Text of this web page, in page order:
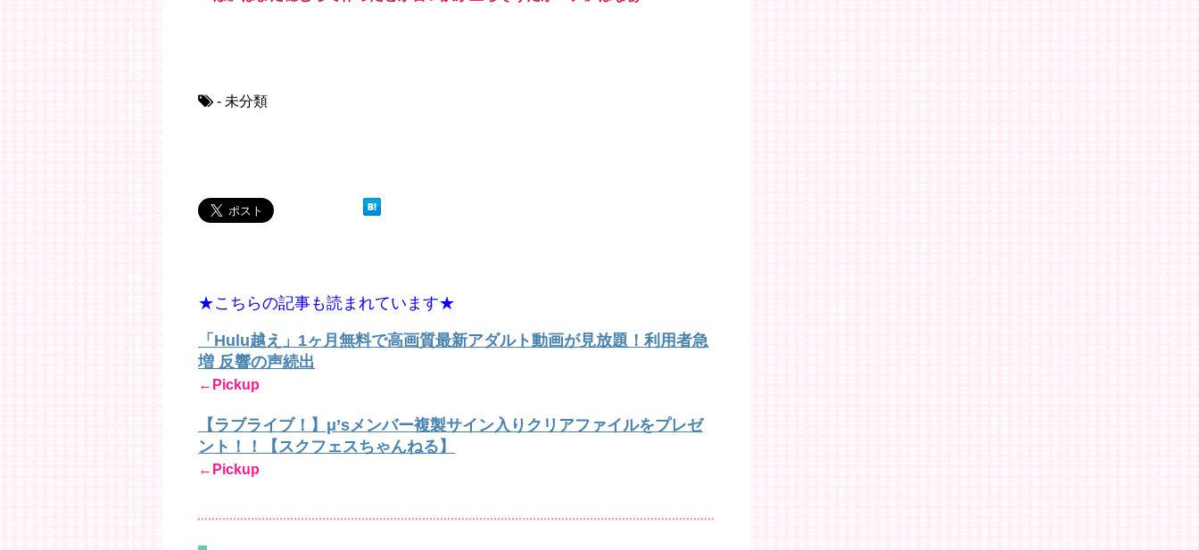
- 未分類
★こちらの記事も読まれています★
「Hulu越え」1ヶ月無料で高画質最新アダルト動画が見放題！利用者急
増 反響の声続出
←Pickup
【ラブライブ！】μ’sメンバー複製サイン入りクリアファイルをプレゼ
ント！！【スクフェスちゃんねる】
←Pickup